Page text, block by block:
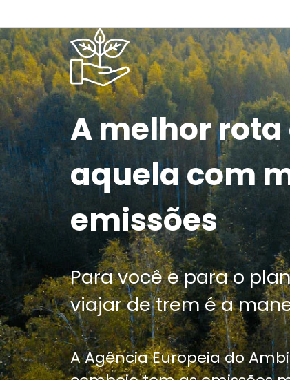
A melhor rota
aquela com
emissões
Para você e para o
viajar de trem é a
A Agência Europeia do